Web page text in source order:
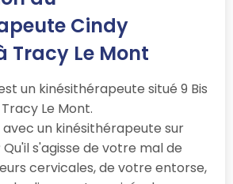
Cindy
Tracy Le Mont
un kinésithérapeute situé 9 Bis
Le Mont.
avec un kinésithérapeute sur
s'agisse de votre mal de
cervicales, de votre entorse,